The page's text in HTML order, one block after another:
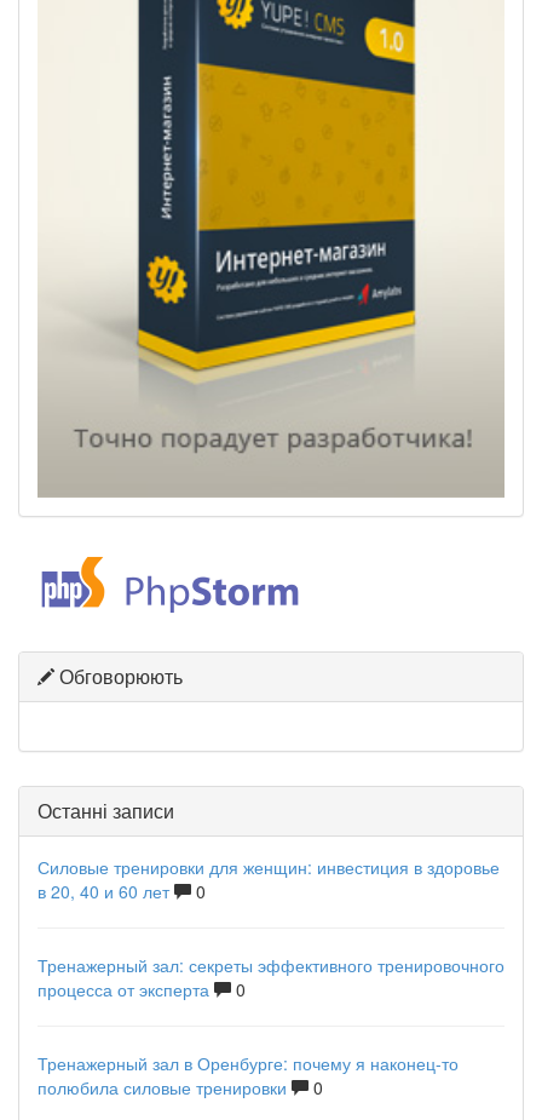
Обговорюють
Останні записи
Силовые тренировки для женщин: инвестиция в здоровье
в 20, 40 и 60 лет
0
Тренажерный зал: секреты эффективного тренировочного
процесса от эксперта
0
Тренажерный зал в Оренбурге: почему я наконец-то
полюбила силовые тренировки
0